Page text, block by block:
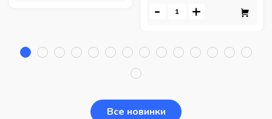
- +
Все новинки